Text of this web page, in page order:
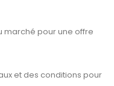
marché pour une offre
et des conditions pour